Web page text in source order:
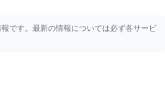
です。最新の情報については必ず各サービ